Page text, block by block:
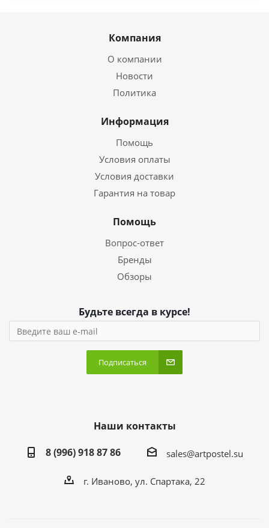
Компания
О компании
Новости
Политика
Информация
Помощь
Условия оплаты
Условия доставки
Гарантия на товар
Помощь
Вопрос-ответ
Бренды
Обзоры
Будьте всегда в курсе!
Подписаться
Наши контакты
8 (996) 918 87 86
sales@artpostel.su
г. Иваново, ул. Спартака, 22